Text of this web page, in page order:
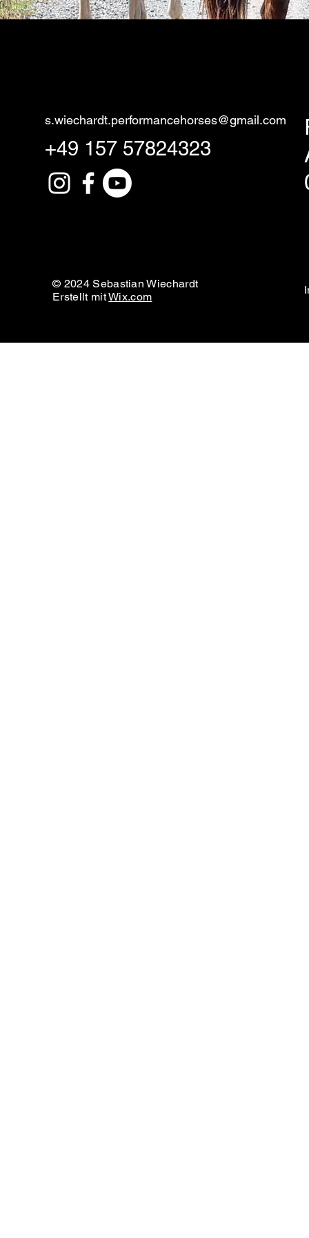
s.wiechardt.performancehorses@gmail.com
+49 157 57824323
© 2024 Sebastian Wiechardt
Erstellt mitWix.com